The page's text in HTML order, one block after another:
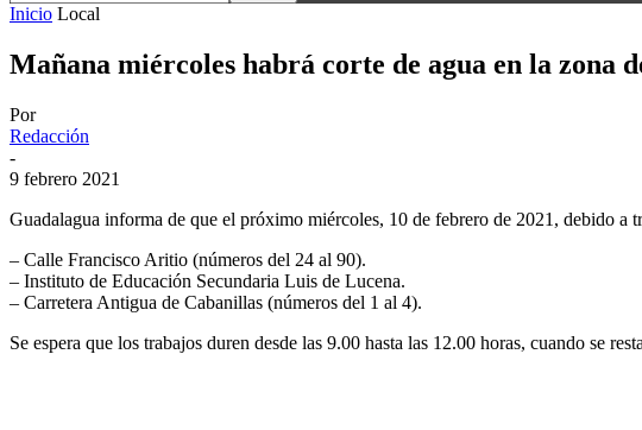
Inicio Local
Mañana miércoles habrá corte de agua en la zona
Por
Redacción
-
9 febrero 2021
Guadalagua informa de que el próximo miércoles, 10 de febrero de 2021, debido a
– Calle Francisco Aritio (números del 24 al 90).
– Instituto de Educación Secundaria Luis de Lucena.
– Carretera Antigua de Cabanillas (números del 1 al 4).
Se espera que los trabajos duren desde las 9.00 hasta las 12.00 horas, cuando se